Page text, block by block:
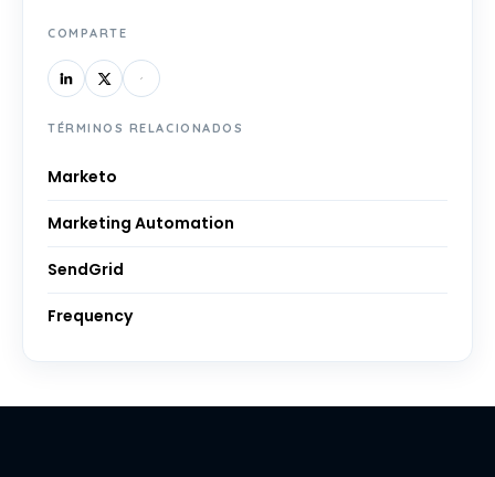
COMPARTE
TÉRMINOS RELACIONADOS
Marketo
Marketing Automation
SendGrid
Frequency